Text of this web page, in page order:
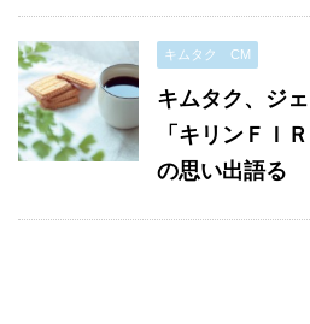
キムタク CM
キムタク、ジ
「キリンＦＩ
の思い出語る